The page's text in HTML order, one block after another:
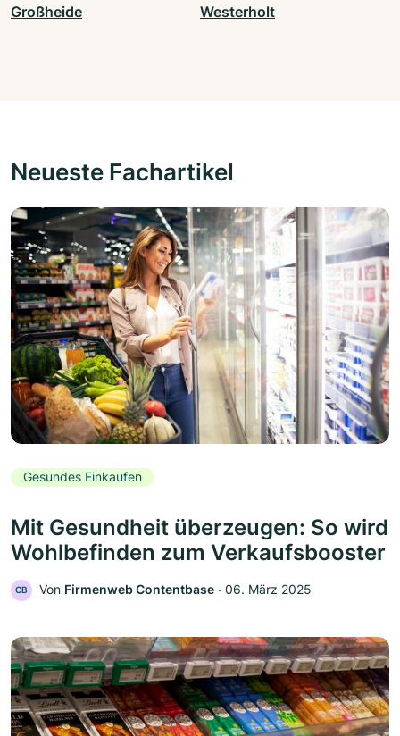
Großheide Westerholt
Neueste Fachartikel
Gesundes Einkaufen
Mit Gesundheit überzeugen: So wird
Wohlbefinden zum Verkaufsbooster
CB Von Firmenweb Contentbase ‧ 06. März 2025